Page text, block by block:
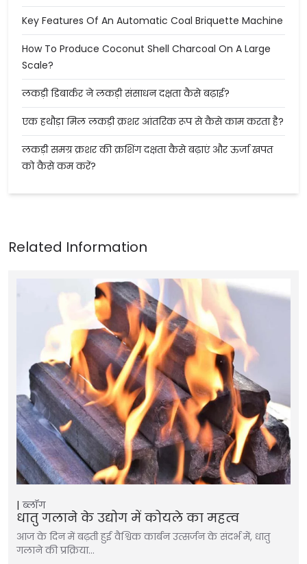
Key Features Of An Automatic Coal Briquette Machine
How To Produce Coconut Shell Charcoal On A Large
Scale?
लकड़ी डिबार्कर ने लकड़ी संसाधन दक्षता कैसे बढ़ाई?
एक हथौड़ा मिल लकड़ी क्रशर आंतरिक रूप से कैसे काम करता है?
लकड़ी समग्र क्रशर की क्रशिंग दक्षता कैसे बढ़ाएं और ऊर्जा खपत
को कैसे कम करें?
ब्लॉग
धातु गलाने के उद्योग में कोयले का महत्व
आज के दिन में बढ़ती हुई वैश्विक कार्बन उत्सर्जन के संदर्भ में, धातु
गलाने की प्रक्रिया…